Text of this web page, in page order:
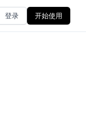
登录 开始使用